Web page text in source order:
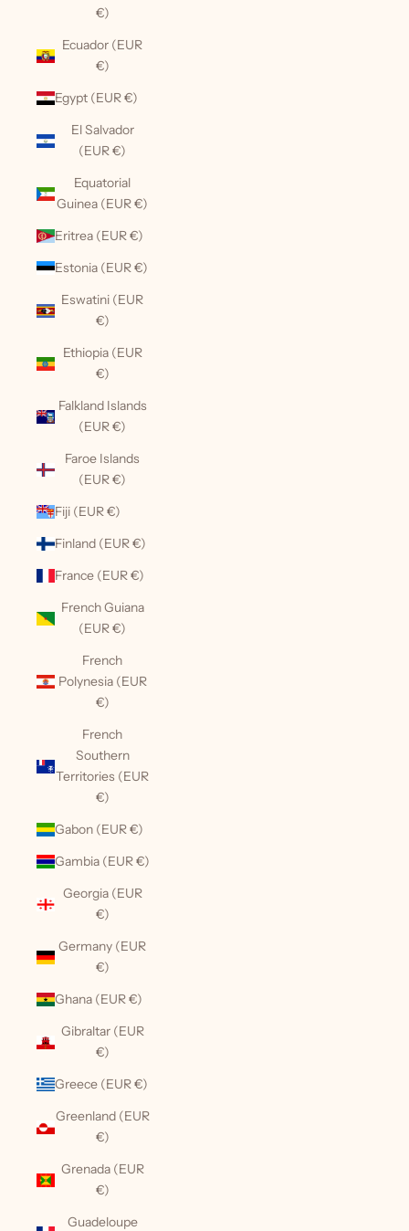
€)
Ecuador (EUR
€)
Egypt (EUR €)
El Salvador
(EUR €)
Equatorial
Guinea (EUR €)
Eritrea (EUR €)
Estonia (EUR €)
Eswatini (EUR
€)
Ethiopia (EUR
€)
Falkland Islands
(EUR €)
Faroe Islands
(EUR €)
Fiji (EUR €)
Finland (EUR €)
France (EUR €)
French Guiana
(EUR €)
French
Polynesia (EUR
€)
French
Southern
Territories (EUR
€)
Gabon (EUR €)
Gambia (EUR €)
Georgia (EUR
€)
Germany (EUR
€)
Ghana (EUR €)
Gibraltar (EUR
€)
Greece (EUR €)
Greenland (EUR
€)
Grenada (EUR
€)
Guadeloupe